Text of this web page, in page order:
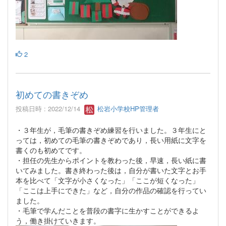
2
初めての書きぞめ
投稿日時 : 2022/12/14 松岩小学校HP管理者
・３年生が，毛筆の書きぞめ練習を行いました。３年生にと
っては，初めての毛筆の書きぞめであり，長い用紙に文字を
書くのも初めてです。
・担任の先生からポイントを教わった後，早速，長い紙に書
いてみました。書き終わった後は，自分が書いた文字とお手
本を比べて「文字が小さくなった」「ここが短くなった」
「ここは上手にできた」など，自分の作品の確認を行ってい
ました。
・毛筆で学んだことを普段の書字に生かすことができるよ
う，働き掛けていきます。